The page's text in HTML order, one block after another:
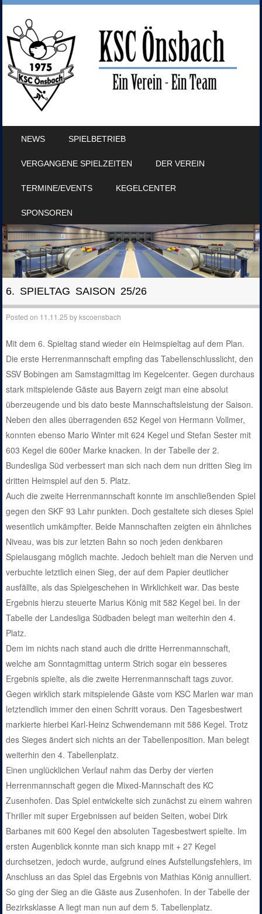
NEWS SPIELBETRIEB
VERGANGENE SPIELZEITEN DER VEREIN
TERMINE/EVENTS KEGELCENTER
SPONSOREN
6. SPIELTAG SAISON 25/26
Posted on 11.11.25 bykscoensbach
Mit dem 6. Spieltag stand wieder ein Heimspieltag auf dem Plan.
Die erste Herrenmannschaft empfing das Tabellenschlusslicht, den
SSV Bobingen am Samstagmittag im Kegelcenter. Gegen durchaus
stark mitspielende Gäste aus Bayern zeigt man eine absolut
überzeugende und bis dato beste Mannschaftsleistung der Saison.
Neben den alles überragenden 652 Kegel von Hermann Vollmer,
konnten ebenso Mario Winter mit 624 Kegel und Stefan Sester mit
603 Kegel die 600er Marke knacken. In der Tabelle der 2.
Bundesliga Süd verbessert man sich nach dem nun dritten Sieg im
dritten Heimspiel auf den 5. Platz.
Auch die zweite Herrenmannschaft konnte im anschließenden Spiel
gegen den SKF 93 Lahr punkten. Doch gestaltete sich dieses Spiel
wesentlich umkämpfter. Beide Mannschaften zeigten ein ähnliches
Niveau, was bis zur letzten Bahn so noch jeden denkbaren
Spielausgang möglich machte. Jedoch behielt man die Nerven und
verbuchte letztlich einen Sieg, der auf dem Papier deutlicher
ausfällte, als das Spielgeschehen in Wirklichkeit war. Das beste
Ergebnis hierzu steuerte Marius König mit 582 Kegel bei. In der
Tabelle der Landesliga Südbaden belegt man weiterhin den 4.
Platz.
Dem im nichts nach stand auch die dritte Herrenmannschaft,
welche am Sonntagmittag unterm Strich sogar ein besseres
Ergebnis spielte, als die zweite Herrenmannschaft tags zuvor.
Gegen wirklich stark mitspielende Gäste vom KSC Marlen war man
letztendlich immer den einen Schritt voraus. Den Tagesbestwert
markierte hierbei Karl-Heinz Schwendemann mit 586 Kegel. Trotz
des Sieges ändert sich nichts an der Tabellenposition. Man belegt
weiterhin den 4. Tabellenplatz.
Einen unglücklichen Verlauf nahm das Derby der vierten
Herrenmannschaft gegen die Mixed-Mannschaft des KC
Zusenhofen. Das Spiel entwickelte sich zunächst zu einem wahren
Thriller mit super Ergebnissen auf beiden Seiten, wobei Dirk
Barbanes mit 600 Kegel den absoluten Tagesbestwert spielte. Im
ersten Augenblick konnte man sich knapp mit + 27 Kegel
durchsetzen, jedoch wurde, aufgrund eines Aufstellungsfehlers, im
Anschluss an das Spiel das Ergebnis von Mathias König annulliert.
So ging der Sieg an die Gäste aus Zusenhofen. In der Tabelle der
Bezirksklasse A liegt man nun auf dem 5. Tabellenplatz.